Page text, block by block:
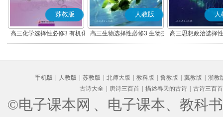
苏教版
高三化学选择性必修3 有机化
学基础
人教版
高三生物选择性必修3 生物技
术与工程
人
高三思想政治选择
辑与思维(部
手机版 人教版 苏教版 北师大版 教科版 鲁教版 冀教版
浙教
古诗大全
唐诗三百首 描述春天的古诗 古诗三百首
©电子课本网 、电子课本、教科